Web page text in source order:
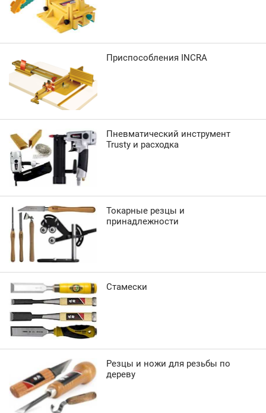
Приспособления INCRA
Пневматический инструмент
Trusty и расходка
Токарные резцы и
принадлежности
Стамески
Резцы и ножи для резьбы по
дереву